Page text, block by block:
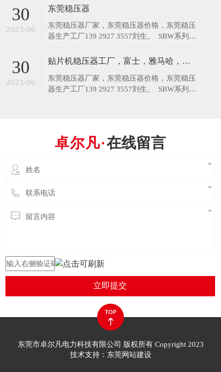
理， 能有效地抑制电网的谐波、尖峰电压和
噪音干扰等； 产品外观大方，蓝白色协调搭
配，能很好地与用户的设备融为一体，所有功
能开关及按钮极具人性化设计。 外箱正上方
30
2023-06
东莞稳压器
东莞稳压器厂家，东莞稳压器价格，东莞稳压
器生产工厂139 2927 3557刘生。 ​ SBW系列三
网状况，引进吸收国外最新先进技术，为稳定
或负载变化而造成电压波动时，能自动保持输
出电压的稳定。SBW系列稳压器系列
30
2023-06
贴片机稳压器工厂，富士，雅马哈，三星等
东莞稳压器厂家，东莞稳压器价格，东莞稳压
器生产工厂139 2927 3557刘生。 ​ SBW系列三
出电压的稳定。SBW系列稳压器系列
在线留言
立即提交
东莞市卓尔凡电力科技有限公司 版权所有 Copyright 2023
技术支持：东莞网站建设